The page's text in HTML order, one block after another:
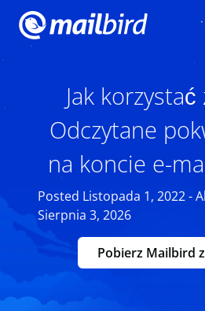
Jak
Odczytane
na koncie e-
Posted Listopada 1, 2022 -
Sierpnia 3, 2026
Pobierz Mailbird